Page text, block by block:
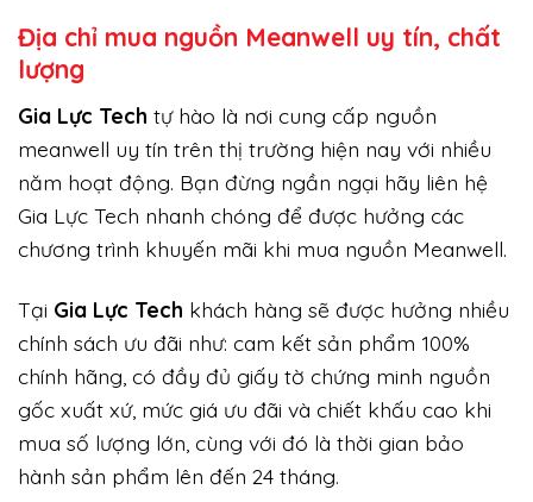
Địa chỉ mua nguồn Meanwell uy tín, chất
lượng
Gia Lực Tech tự hào là nơi cung cấp nguồn
meanwell uy tín trên thị trường hiện nay với nhiều
năm hoạt động. Bạn đừng ngần ngại hãy liên hệ
Gia Lực Tech nhanh chóng để được hưởng các
chương trình khuyến mãi khi mua nguồn Meanwell.
Tại Gia Lực Tech khách hàng sẽ được hưởng nhiều
chính sách ưu đãi như: cam kết sản phẩm 100%
chính hãng, có đầy đủ giấy tờ chứng minh nguồn
gốc xuất xứ, mức giá ưu đãi và chiết khấu cao khi
mua số lượng lớn, cùng với đó là thời gian bảo
hành sản phẩm lên đến 24 tháng.